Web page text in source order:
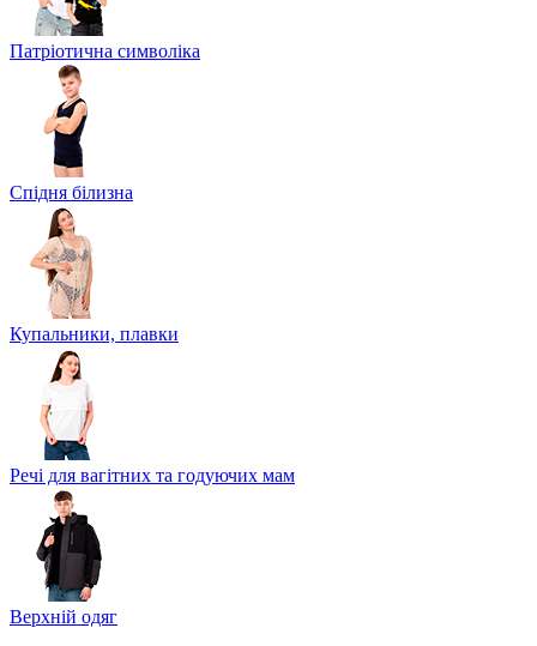
Патріотична символіка
Спідня білизна
Купальники, плавки
Речі для вагітних та годуючих мам
Верхній одяг